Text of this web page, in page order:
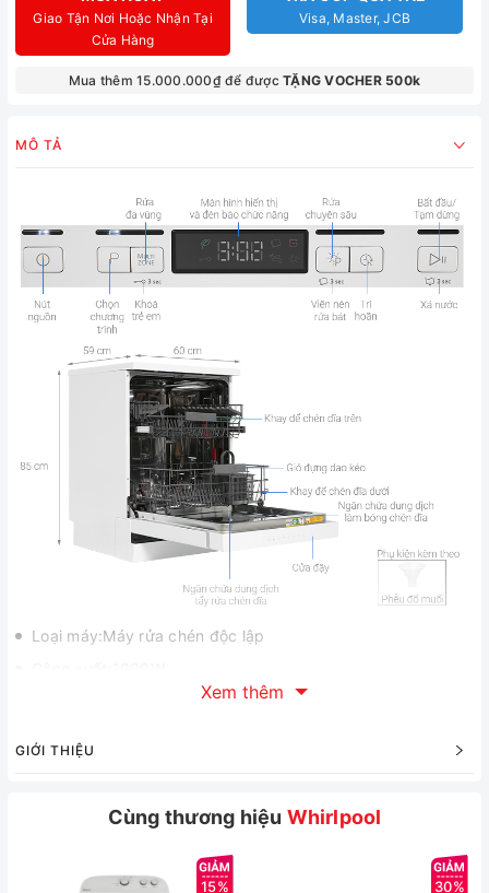
Giao Tận Nơi Hoặc Nhận Tại
Cửa Hàng
Visa, Master, JCB
Mua thêm 15.000.000₫ để đượcTẶNG VOCHER 500k
MÔ TẢ
Loại máy:Máy rửa chén độc lập
Tiêu thụ nước:~ 9.5 lít/lần rửa
Công nghệ rửa:Rửa nước nóngCông nghệ giác quan thứ 6
Xem thêm
GIỚI THIỆU
Cùng thương hiệu Whirlpool
15% 30%